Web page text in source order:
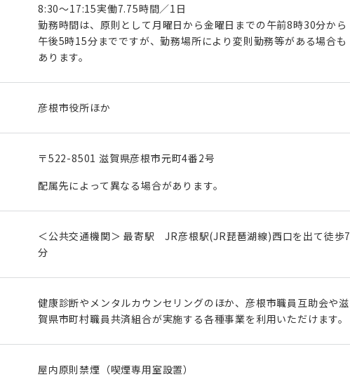
8:30〜17:15実働7.75時間／1⽇
勤務時間は、原則として⽉曜⽇から⾦曜⽇までの午前8時30分から
午後5時15分までですが、勤務場所により変則勤務等がある場合も
あります。
彦根市役所ほか
〒522-8501 滋賀県彦根市元町4番2号
配属先によって異なる場合があります。
＜公共交通機関＞ 最寄駅 JR彦根駅(JR琵琶湖線)⻄⼝を出て徒歩7
分
健康診断やメンタルカウンセリングのほか、彦根市職員互助会や滋
賀県市町村職員共済組合が実施する各種事業を利⽤いただけます。
屋内原則禁煙（喫煙専用室設置）